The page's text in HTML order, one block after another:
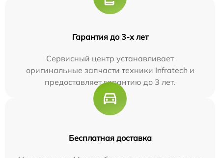
Гарантия до 3-х лет
Сервисный центр устанавливает
оригинальные запчасти техники Infratech и
предоставляет гарантию до 3 лет.
Бесплатная доставка